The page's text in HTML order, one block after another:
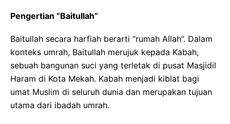
Pengertian “Baitullah”
Baitullah secara harfiah berarti “rumah Allah”. Dalam
konteks umrah, Baitullah merujuk kepada Kabah,
sebuah bangunan suci yang terletak di pusat Masjidil
Haram di Kota Mekah. Kabah menjadi kiblat bagi
umat Muslim di seluruh dunia dan merupakan tujuan
utama dari ibadah umrah.